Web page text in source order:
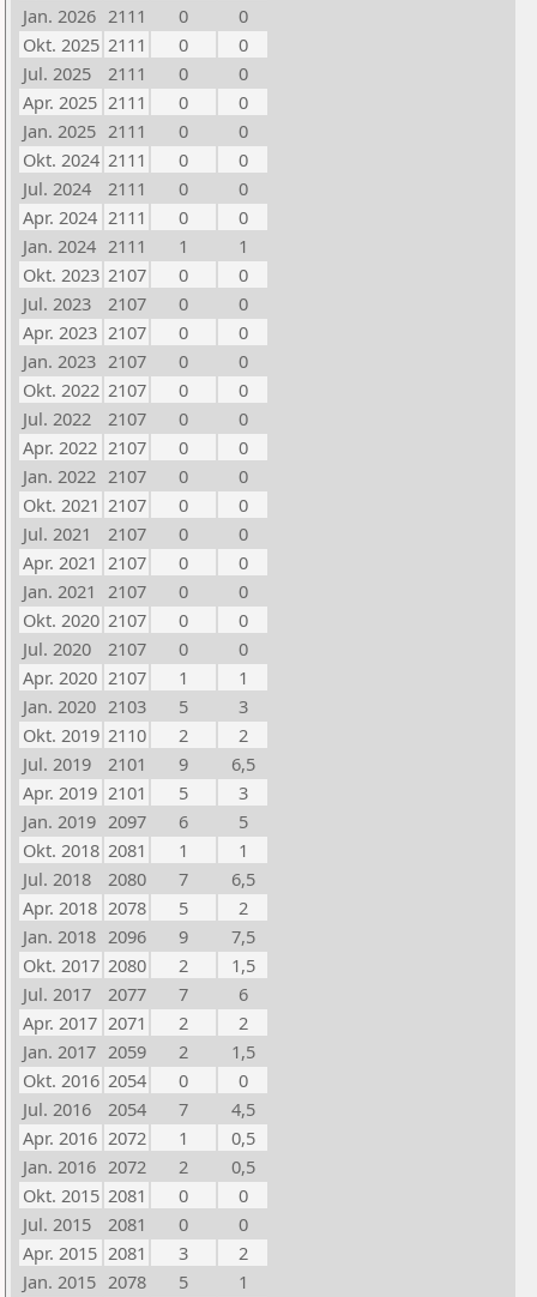
Jan. 2026 2111 0
0
Okt. 2025 2111 0
0
Jul. 2025
2111 0
0
Apr. 2025 2111 0
0
Jan. 2025 2111 0
0
Okt. 2024 2111 0
0
Jul. 2024
2111 0
0
Apr. 2024 2111 0
0
Jan. 2024 2111 1
1
Okt. 2023 2107 0
0
Jul. 2023
2107 0
0
Apr. 2023 2107 0
0
Jan. 2023 2107 0
0
Okt. 2022 2107 0
0
Jul. 2022
2107 0
0
Apr. 2022 2107 0
0
Jan. 2022 2107 0
0
Okt. 2021 2107 0
0
Jul. 2021
2107 0
0
Apr. 2021 2107 0
0
Jan. 2021 2107 0
0
Okt. 2020 2107 0
0
Jul. 2020
2107 0
0
Apr. 2020 2107 1
1
Jan. 2020 2103 5
3
Okt. 2019 2110 2
2
Jul. 2019
2101 9
6,5
Apr. 2019 2101 5
3
Jan. 2019 2097 6
5
Okt. 2018 2081 1
1
Jul. 2018
2080 7
6,5
Apr. 2018 2078 5
2
Jan. 2018 2096 9
7,5
Okt. 2017 2080 2
1,5
Jul. 2017
2077 7
6
Apr. 2017 2071 2
2
Jan. 2017 2059 2
1,5
Okt. 2016 2054 0
0
Jul. 2016
2054 7
4,5
Apr. 2016 2072 1
0,5
Jan. 2016 2072 2
0,5
Okt. 2015 2081 0
0
Jul. 2015
2081 0
0
Apr. 2015 2081 3
2
Jan. 2015 2078 5
1